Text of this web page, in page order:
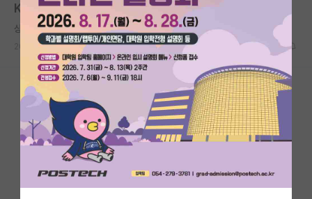
연구실&오픈랩
커뮤니티
커뮤니티 홈
전체글보기
베스트 게시판
IF 명예의전당
자유 게시판(아무개랩)
KENTECH 대학원 랩실
상처받은 레오나르도 다빈치
2024.08.26 18 5664